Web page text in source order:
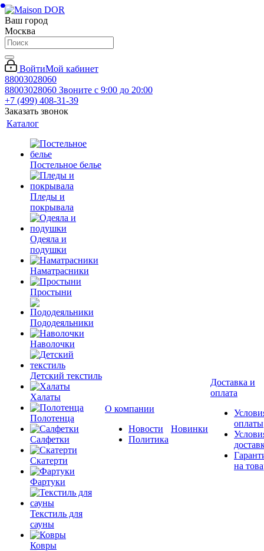
Ваш город
Москва
ВойтиМой кабинет
88003028060
88003028060 Звоните с 9:00 до 20:00
+7 (499) 408-31-39
Заказать звонок
Каталог
Постельное белье
Пледы и
покрывала
Одеяла и
подушки
Наматрасники
Простыни
Пододеяльники
Наволочки
Детский текстиль
Халаты
Полотенца
Салфетки
Скатерти
Фартуки
Текстиль для
сауны
Ковры
О компании
Новости
Политика
Новинки
Доставка и
оплата
оплаты
на